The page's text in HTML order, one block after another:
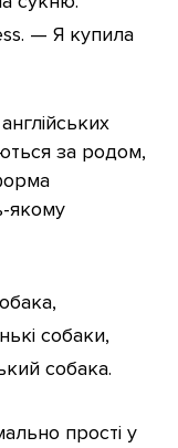
— Я купила
за родом,
якому
собаки,
собака.
прості у